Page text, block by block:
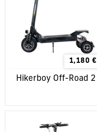
1,180 €
Hikerboy Off-Road 2